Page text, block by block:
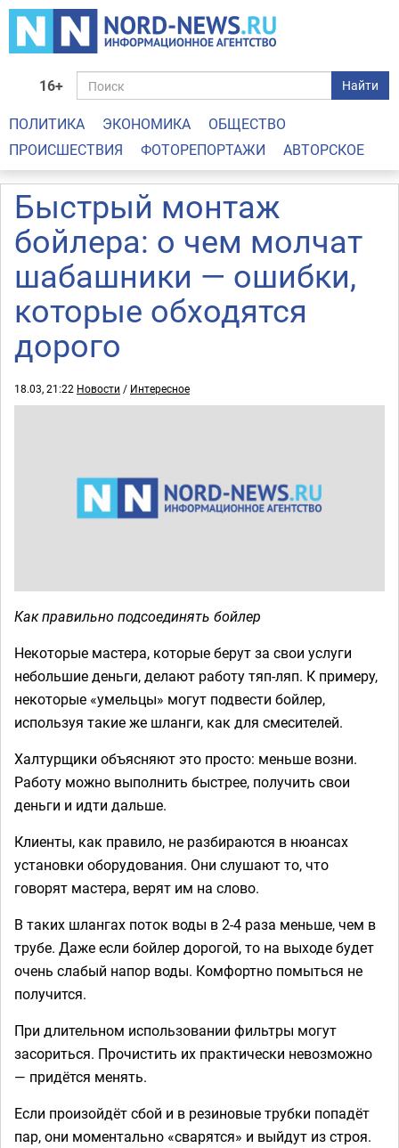
16+ Найти
ПОЛИТИКА ЭКОНОМИКА
ОБЩЕСТВО
ПРОИСШЕСТВИЯ
ФОТОРЕПОРТАЖИ АВТОРСКОЕ
Быстрый монтаж
бойлера: о чем молчат
шабашники — ошибки,
которые обходятся
дорого
18.03, 21:22 Новости / Интересное
Как правильно подсоединять бойлер
Некоторые мастера, которые берут за свои услуги
небольшие деньги, делают работу тяп-ляп. К примеру,
некоторые «умельцы» могут подвести бойлер,
используя такие же шланги, как для смесителей.
Халтурщики объясняют это просто: меньше возни.
Работу можно выполнить быстрее, получить свои
деньги и идти дальше.
Клиенты, как правило, не разбираются в нюансах
установки оборудования. Они слушают то, что
говорят мастера, верят им на слово.
В таких шлангах поток воды в 2-4 раза меньше, чем в
трубе. Даже если бойлер дорогой, то на выходе будет
очень слабый напор воды. Комфортно помыться не
получится.
При длительном использовании фильтры могут
засориться. Прочистить их практически невозможно
— придётся менять.
Если произойдёт сбой и в резиновые трубки попадёт
пар, они моментально «сварятся» и выйдут из строя.